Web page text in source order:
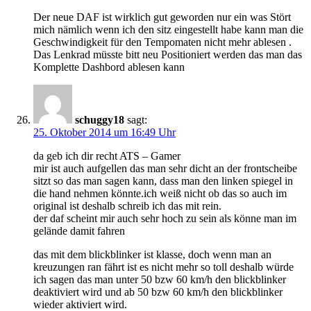
Der neue DAF ist wirklich gut geworden nur ein was Stört
mich nämlich wenn ich den sitz eingestellt habe kann man die
Geschwindigkeit für den Tempomaten nicht mehr ablesen .
Das Lenkrad müsste bitt neu Positioniert werden das man das
Komplette Dashbord ablesen kann
schuggy18 sagt:
25. Oktober 2014 um 16:49 Uhr
da geb ich dir recht ATS – Gamer
mir ist auch aufgellen das man sehr dicht an der frontscheibe
sitzt so das man sagen kann, dass man den linken spiegel in
die hand nehmen könnte.ich weiß nicht ob das so auch im
original ist deshalb schreib ich das mit rein.
der daf scheint mir auch sehr hoch zu sein als könne man im
gelände damit fahren
das mit dem blickblinker ist klasse, doch wenn man an
kreuzungen ran fährt ist es nicht mehr so toll deshalb würde
ich sagen das man unter 50 bzw 60 km/h den blickblinker
deaktiviert wird und ab 50 bzw 60 km/h den blickblinker
wieder aktiviert wird.